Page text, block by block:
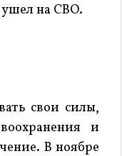
ушел на СВО.
свои силы,
и
В ноябре